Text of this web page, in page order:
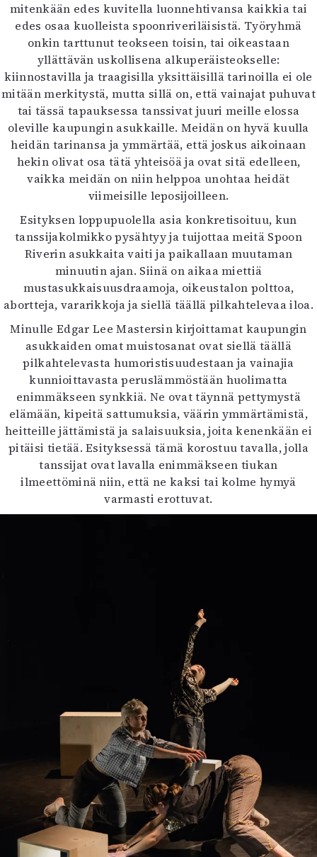
mitenkään edes kuvitella luonnehtivansa kaikkia tai
edes osaa kuolleista spoonriveriläisistä. Työryhmä
onkin tarttunut teokseen toisin, tai oikeastaan
yllättävän uskollisena alkuperäisteokselle:
kiinnostavilla ja traagisilla yksittäisillä tarinoilla ei ole
mitään merkitystä, mutta sillä on, että vainajat puhuvat
tai tässä tapauksessa tanssivat juuri meille elossa
oleville kaupungin asukkaille. Meidän on hyvä kuulla
heidän tarinansa ja ymmärtää, että joskus aikoinaan
hekin olivat osa tätä yhteisöä ja ovat sitä edelleen,
vaikka meidän on niin helppoa unohtaa heidät
viimeisille leposijoilleen.
Esityksen loppupuolella asia konkretisoituu, kun
tanssijakolmikko pysähtyy ja tuijottaa meitä Spoon
Riverin asukkaita vaiti ja paikallaan muutaman
minuutin ajan. Siinä on aikaa miettiä
mustasukkaisuusdraamoja, oikeustalon polttoa,
abortteja, vararikkoja ja siellä täällä pilkahtelevaa iloa.
Minulle Edgar Lee Mastersin kirjoittamat kaupungin
asukkaiden omat muistosanat ovat siellä täällä
pilkahtelevasta humoristisuudestaan ja vainajia
kunnioittavasta peruslämmöstään huolimatta
enimmäkseen synkkiä. Ne ovat täynnä pettymystä
elämään, kipeitä sattumuksia, väärin ymmärtämistä,
heitteille jättämistä ja salaisuuksia, joita kenenkään ei
pitäisi tietää. Esityksessä tämä korostuu tavalla, jolla
tanssijat ovat lavalla enimmäkseen tiukan
ilmeettöminä niin, että ne kaksi tai kolme hymyä
varmasti erottuvat.